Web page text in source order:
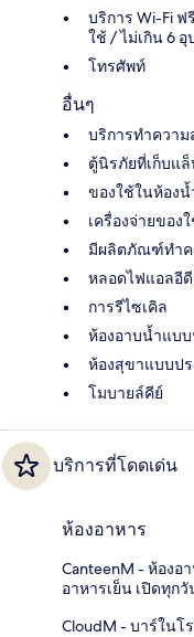
บริการ Wi-Fi ฟ
ใช้ / ไม่เกิน 6
โทรศัพท์
อื่นๆ
บริการทำควา
ตู้นิรภัยที่เก็บแ
ของใช้ในห้อง
เครื่องจ่ายของ
มีผลิตภัณฑ์ทำค
หลอดไฟแอลอีดี
การรีไซเคิล
ห้องอาบน้ำแบ
ห้องสุขาแบบป
โมบายล์คีย์
บริการที่โดดเด่น
ห้องอาหาร
CanteenM - ห้องอ
อาหารเย็น เปิดทุกวั
CloudM - บาร์ในโ